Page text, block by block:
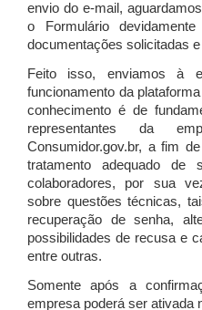
envio do e-mail,
o Formulário
documentações solicitadas
Feito isso, enviamos à
funcionamento da
conhecimento é de
representantes da
Consumidor.gov.br, a fim
tratamento adequado
colaboradores, por sua
sobre questões técnicas,
recuperação de senha,
possibilidades de recusa e
entre outras.
Somente após a
empresa poderá ser ativada